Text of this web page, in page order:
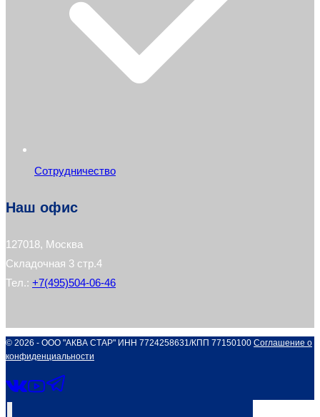
Сотрудничество
Наш офис
127018, Москва
Складочная 3 стр.4
Тел.: +7(495)504-06-46
© 2026 - ООО "АКВА СТАР" ИНН 7724258631/КПП 77150100 Соглашение о
конфиденциальности